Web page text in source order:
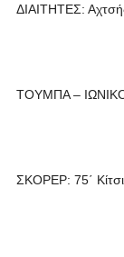
ΔΙΑΙΤΗΤΕΣ:
ΤΟΥΜΠΑ –
ΣΚΟΡΕΡ: 75΄